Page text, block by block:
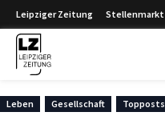
Leipziger Zeitung Stellenmarkt
Leben Gesellschaft Topposts